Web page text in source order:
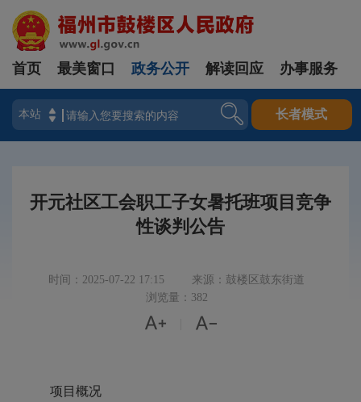
登录
首页 最美窗口 政务公开 解读回应 办事服务
长者模式
开元社区工会职工子女暑托班项目竞争
性谈判公告
时间：2025-07-22 17:15
来源：鼓楼区鼓东街道
浏览量：382
 
项目概况